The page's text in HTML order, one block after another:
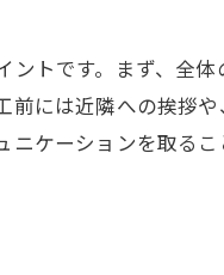
長期間安心でき
外壁塗装後も快
ントです。まず、
には近隣への挨拶
ケーションを取る